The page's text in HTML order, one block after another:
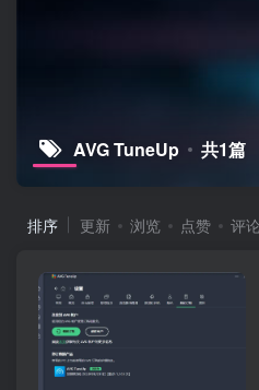
AVG TuneUp 共1篇
排序 更新 浏览 点赞 评论